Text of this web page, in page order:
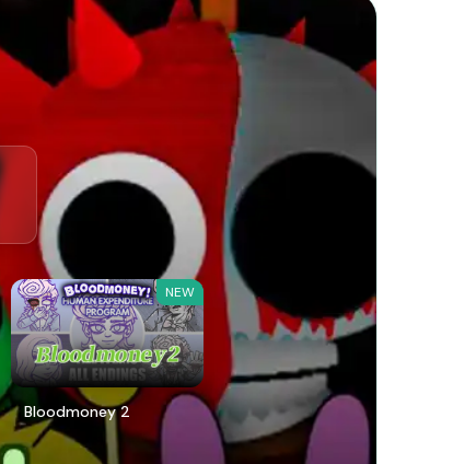
NEW
Bloodmoney 2